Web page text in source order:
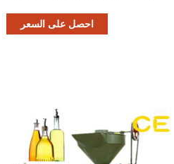
احصل على السعر